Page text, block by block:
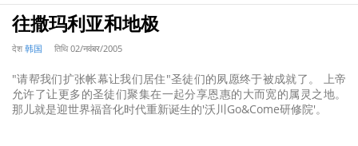
往撒玛利亚和地极
देश 韩国 तिथि02/नवंबर/2005
"请帮我们扩张帐幕让我们居住"圣徒们的夙愿终于被成就了。 上帝
允许了让更多的圣徒们聚集在一起分享恩惠的大而宽的属灵之地。
那儿就是迎世界福音化时代重新诞生的'沃川Go&Come研修院'。